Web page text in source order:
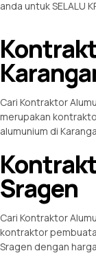
anda untuk SELALU
Cari Kontraktor
merupakan
alumunium di
Sragen
Cari Kontraktor
kontraktor
Sragen dengan